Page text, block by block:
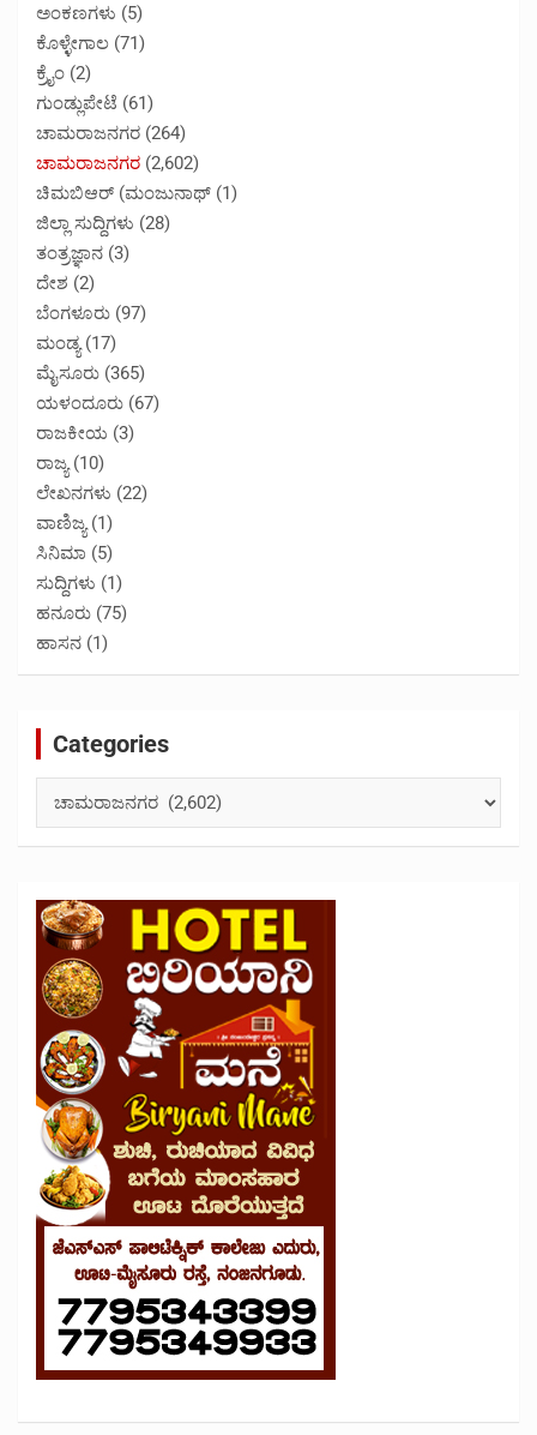
ಅಂಕಣಗಳು (5)
ಕೊಳ್ಳೇಗಾಲ (71)
ಕ್ರೈಂ (2)
ಗುಂಡ್ಲುಪೇಟೆ (61)
ಚಾಮರಾಜನಗರ (264)
ಚಾಮರಾಜನಗರ (2,602)
ಚಿಮಬಿಆರ್ (ಮಂಜುನಾಥ್ (1)
ಜಿಲ್ಲಾ ಸುದ್ದಿಗಳು (28)
ತಂತ್ರಜ್ಞಾನ (3)
ದೇಶ (2)
ಬೆಂಗಳೂರು (97)
ಮಂಡ್ಯ(17)
ಮೈಸೂರು (365)
ಯಳಂದೂರು (67)
ರಾಜಕೀಯ (3)
ರಾಜ್ಯ(10)
ಲೇಖನಗಳು (22)
ವಾಣಿಜ್ಯ(1)
ಸಿನಿಮಾ (5)
ಸುದ್ದಿಗಳು (1)
ಹನೂರು (75)
ಹಾಸನ (1)
Categories